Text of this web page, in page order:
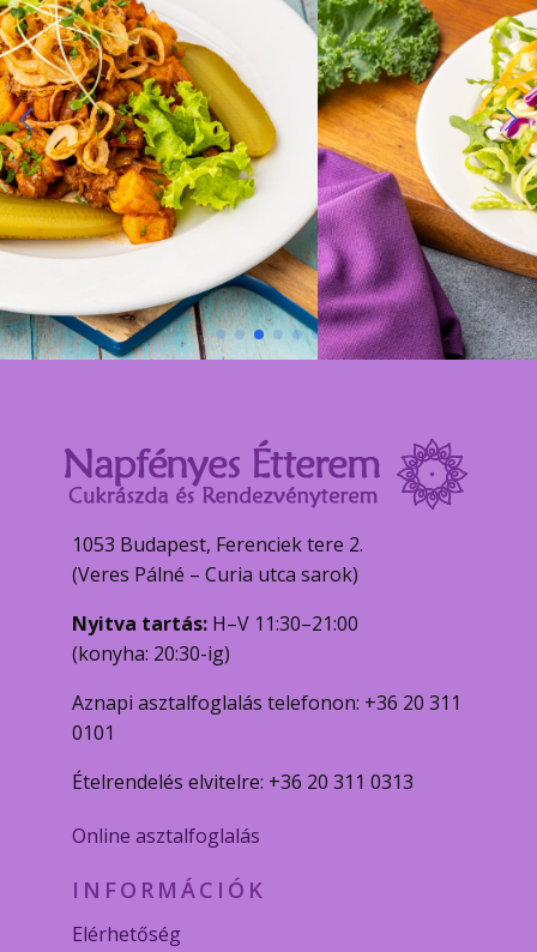
1053 Budapest, Ferenciek tere 2.
(Veres Pálné – Curia utca sarok)
Nyitva tartás: H–V 11:30–21:00
(konyha: 20:30-ig)
Aznapi asztalfoglalás telefonon: +36 20 311
0101
Ételrendelés elvitelre: +36 20 311 0313
Online asztalfoglalás
INFORMÁCIÓK
Elérhetőség